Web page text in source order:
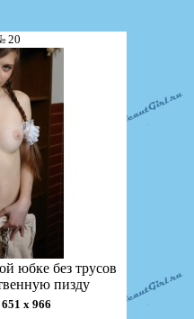
20
юбке без трусов
пизду
651 х 966